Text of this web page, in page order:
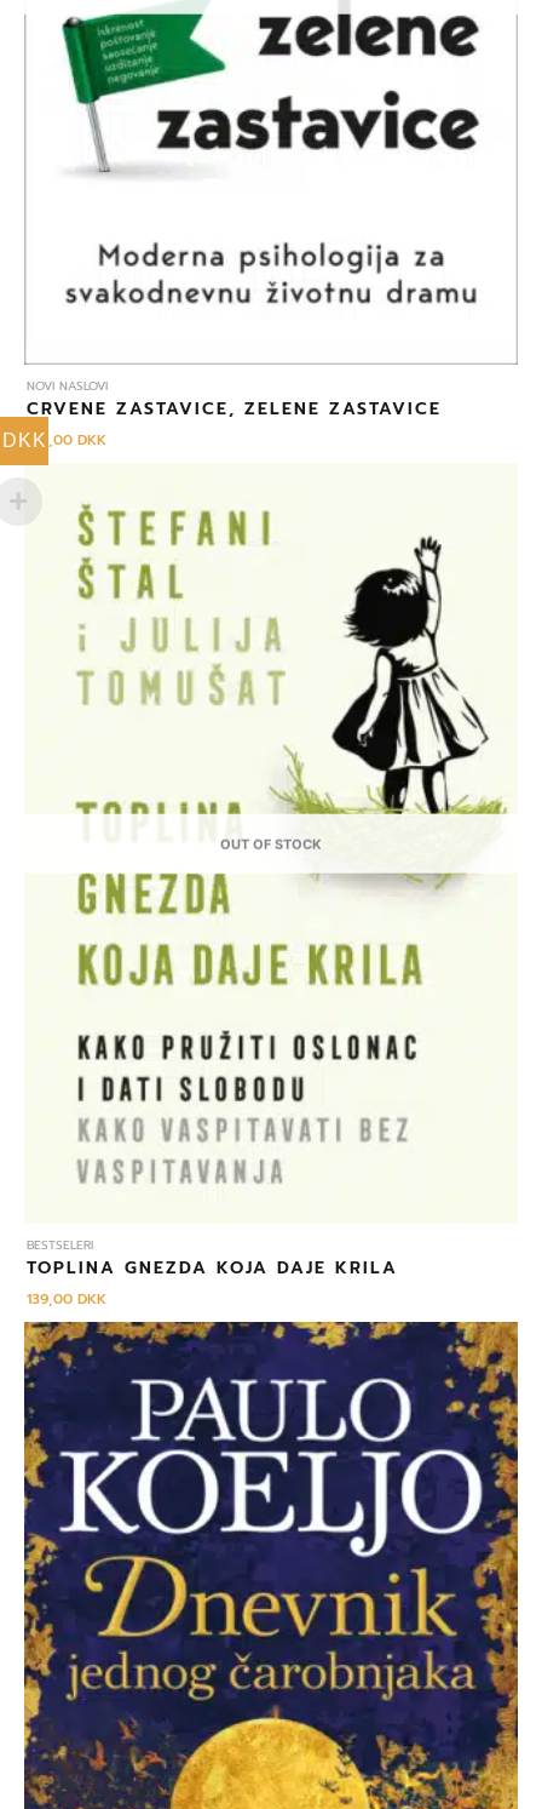
NOVI NASLOVI
CRVENE ZASTAVICE, ZELENE ZASTAVICE
149,00DKK
OUT OF STOCK
BESTSELERI
TOPLINA GNEZDA KOJA DAJE KRILA
139,00DKK
DKK